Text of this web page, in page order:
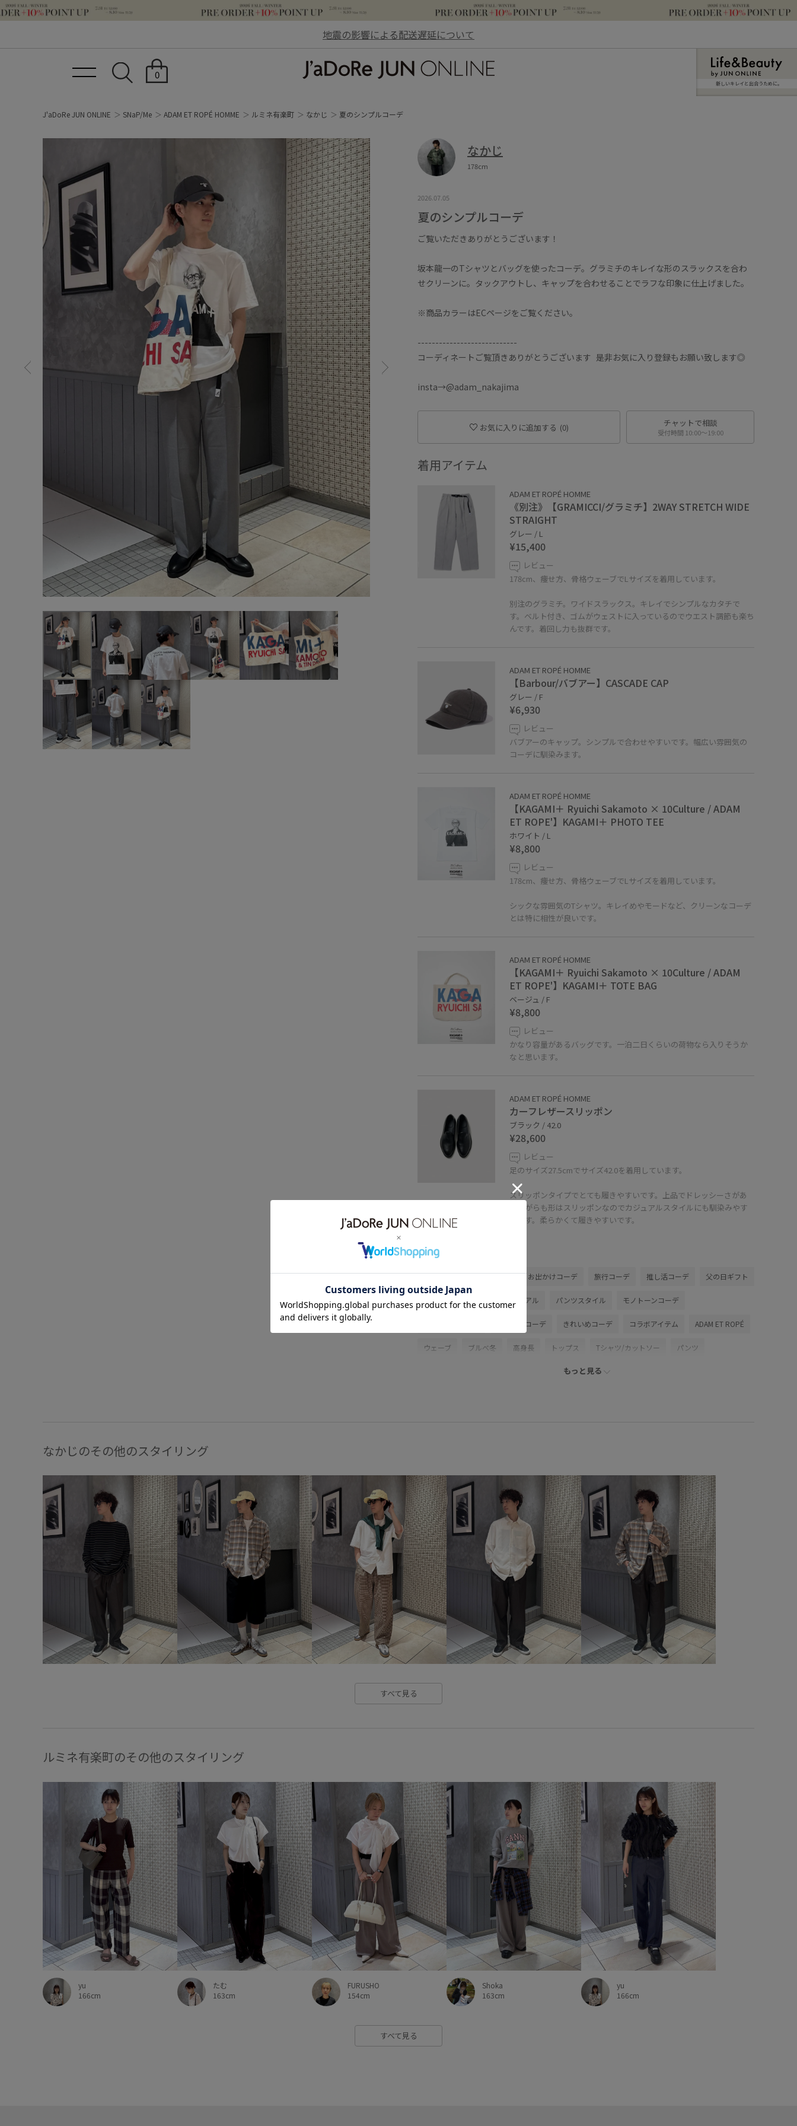
地震の影響による配送遅延について
0
新しいキレイと出合うために。
J'aDoRe JUN ONLINE SNaP/Me ADAM ET ROPÉ HOMME ルミネ有楽町 なかじ 夏のシンプルコーデ
なかじ
178cm
2026.07.05
夏のシンプルコーデ
ご覧いただきありがとうございます！
坂本龍一のTシャツとバッグを使ったコーデ。グラミチのキレイな形のスラックスを合わ
せクリーンに。タックアウトし、キャップを合わせることでラフな印象に仕上げました。
※商品カラーはECページをご覧ください。
----------------------------
コーディネートご覧頂きありがとうございます 是非お気に入り登録もお願い致します◎
insta→@adam_nakajima
お気に入りに追加する (0) チャットで相談
受付時間 10:00〜19:00
着用アイテム
ADAM ET ROPÉ HOMME
《別注》【GRAMICCI/グラミチ】2WAY STRETCH WIDE
STRAIGHT
グレー / L
¥15,400
レビュー
178cm、痩せ方、骨格ウェーブでLサイズを着用しています。
別注のグラミチ。ワイドスラックス。キレイでシンプルなカタチで
す。ベルト付き、ゴムがウェストに入っているのでウエスト調節も楽ち
んです。着回し力も抜群です。
ADAM ET ROPÉ HOMME
【Barbour/バブアー】CASCADE CAP
グレー / F
¥6,930
レビュー
バブアーのキャップ。シンプルで合わせやすいです。幅広い雰囲気の
コーデに馴染みます。
ADAM ET ROPÉ HOMME
【KAGAMI＋ Ryuichi Sakamoto × 10Culture / ADAM
ET ROPE'】KAGAMI＋ PHOTO TEE
ホワイト / L
¥8,800
レビュー
178cm、痩せ方、骨格ウェーブでLサイズを着用しています。
シックな雰囲気のTシャツ。キレイめやモードなど、クリーンなコーデ
とは特に相性が良いです。
ADAM ET ROPÉ HOMME
【KAGAMI＋ Ryuichi Sakamoto × 10Culture / ADAM
ET ROPE'】KAGAMI＋ TOTE BAG
ベージュ / F
¥8,800
レビュー
かなり容量があるバッグです。一泊二日くらいの荷物なら入りそうか
なと思います。
ADAM ET ROPÉ HOMME
カーフレザースリッポン
ブラック / 42.0
¥28,600
レビュー
足のサイズ27.5cmでサイズ42.0を着用しています。
スリッポンタイプでとても履きやすいです。上品でドレッシーさがあ
りながらも形はスリッポンなのでカジュアルスタイルにも馴染みやす
いです。柔らかくて履きやすいです。
関連タグ
夏コーデ デートコーデ お出かけコーデ 旅行コーデ 推し活コーデ 父の日ギフト
敬老の日ギフト 大人カジュアル パンツスタイル モノトーンコーデ
シンプルコーデ きれいめコーデ コラボアイテム ADAM ET ROPÉ
ウェーブ ブルべ冬 高身長 トップス Tシャツ/カットソー パンツ
シューズ
ボリューム感 ワイドシルエット 上品 伸縮性 別注アイテム 幅広 快適
快適なはき心地 柔らかい素材 牛革 落ち着いた色
もっと見る
なかじのその他のスタイリング
すべて見る
ルミネ有楽町のその他のスタイリング
yu
166cm
たむ
163cm
FURUSHO
154cm
Shoka
163cm
yu
166cm
すべて見る